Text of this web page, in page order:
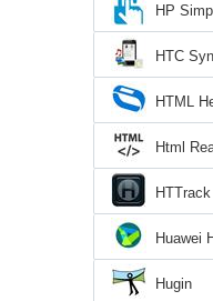
HP
HTC
HTML
Html
Huawei
Hugin